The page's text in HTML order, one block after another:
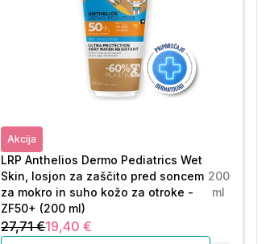
Akcija
LRP Anthelios Dermo Pediatrics Wet
Skin, losjon za zaščito pred soncem
za mokro in suho kožo za otroke -
ZF50+ (200 ml)
200
ml
27,71 €19,40 €